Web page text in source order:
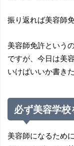
振り返れば美容師
美容師免許という
ですが、今日は美
いけばいいか書き
必ず美容学
美容師になるため